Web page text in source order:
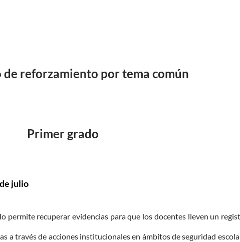
reforzamiento por tema común
Primer grado
julio
permite recuperar evidencias para que los docentes lleven un
a través de acciones institucionales en ámbitos de seguridad